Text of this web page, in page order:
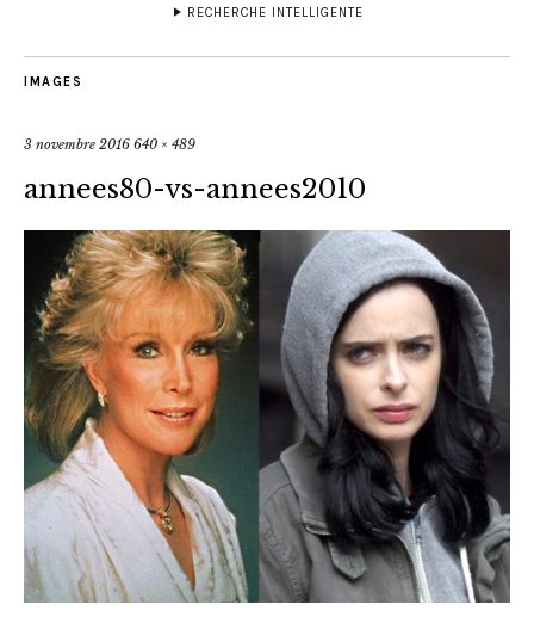
RECHERCHE INTELLIGENTE
IMAGES
3 novembre 2016 640 × 489
annees80-vs-annees2010